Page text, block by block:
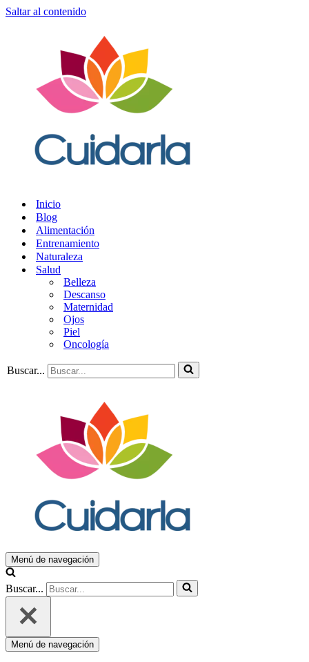
Saltar al contenido
Inicio
Blog
Alimentación
Entrenamiento
Naturaleza
Salud
Belleza
Descanso
Maternidad
Ojos
Piel
Oncología
Buscar...
Menú de navegación
Buscar...
Menú de navegación